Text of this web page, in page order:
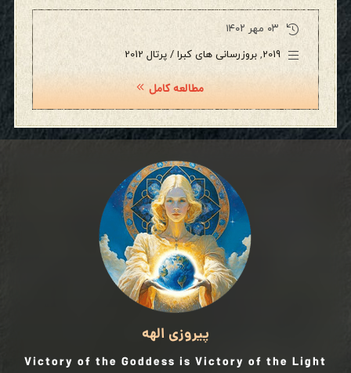
۰۳ مهر ۱۴۰۲
2019
, بروزرسانی های کبرا / پرتال 2012
مطالعه کامل
پیروزی الهه
Victory of the Goddess is Victory of the Light